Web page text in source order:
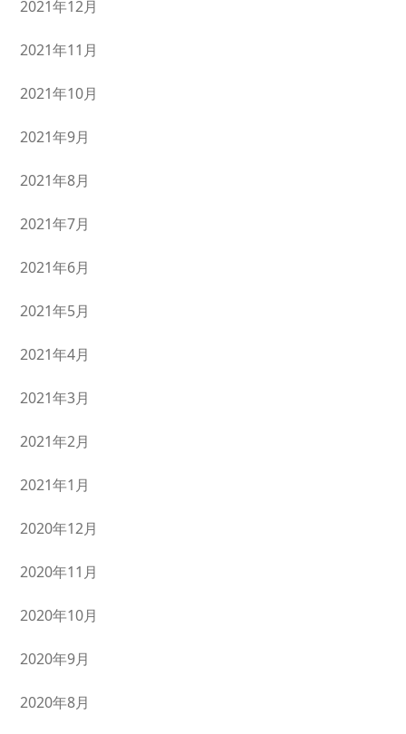
2021年12月
2021年11月
2021年10月
2021年9月
2021年8月
2021年7月
2021年6月
2021年5月
2021年4月
2021年3月
2021年2月
2021年1月
2020年12月
2020年11月
2020年10月
2020年9月
2020年8月